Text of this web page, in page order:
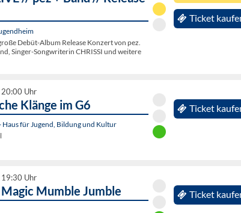
Debüt-Album Release Konzert von pez.
Singer-Songwriterin CHRISSI und weitere
Ticket
20:00 Uhr
Klänge im G6
Haus für Jugend, Bildung und Kultur
Ticket
19:30 Uhr
Mumble Jumble Ticket